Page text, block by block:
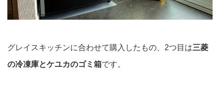
グレイスキッチンに合わせて購入したもの、2つ目は三菱
の冷凍庫とケユカのゴミ箱です。